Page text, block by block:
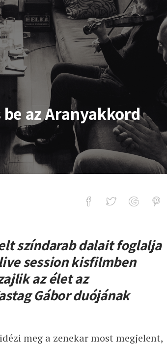
az Aranyakkord
alkotói műhelyébe
színdarab dalait foglalja
session kisfilmben
az élet az
Gábor duójának
meg a zenekar most megjelent,